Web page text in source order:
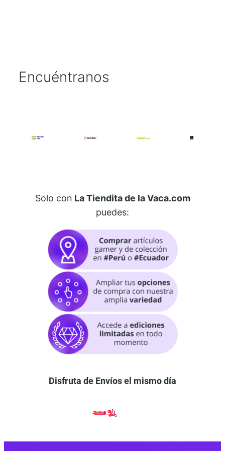
dEncuéntranos
Solo con La Tiendita de la Vaca.com
puedes:
Disfruta de Envíos el mismo día